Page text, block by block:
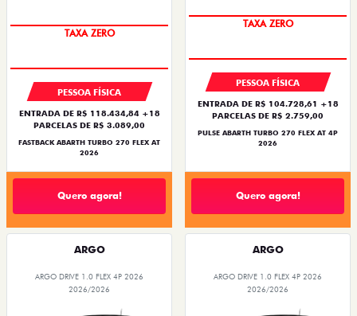
TAXA ZERO
PESSOA FÍSICA
ENTRADA DE R$ 118.434,84 +18
PARCELAS DE R$ 3.089,00
FASTBACK ABARTH TURBO 270 FLEX AT
2026
Quero agora!
TAXA ZERO
PESSOA FÍSICA
ENTRADA DE R$ 104.728,61 +18
PARCELAS DE R$ 2.759,00
PULSE ABARTH TURBO 270 FLEX AT 4P
2026
Quero agora!
ARGO
ARGO DRIVE 1.0 FLEX 4P 2026
2026/2026
ARGO
ARGO DRIVE 1.0 FLEX 4P 2026
2026/2026